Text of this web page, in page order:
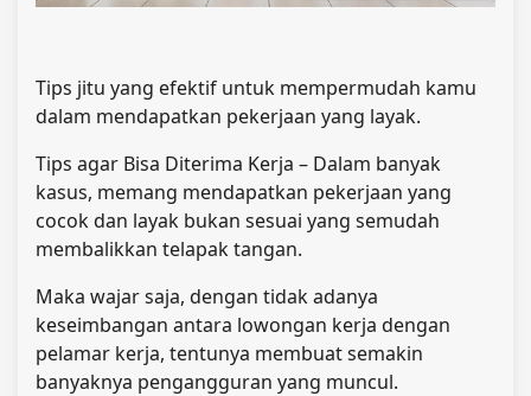
Tips jitu yang efektif untuk mempermudah kamu
dalam mendapatkan pekerjaan yang layak.
Tips agar Bisa Diterima Kerja – Dalam banyak
kasus, memang mendapatkan pekerjaan yang
cocok dan layak bukan sesuai yang semudah
membalikkan telapak tangan.
Maka wajar saja, dengan tidak adanya
keseimbangan antara lowongan kerja dengan
pelamar kerja, tentunya membuat semakin
banyaknya pengangguran yang muncul.